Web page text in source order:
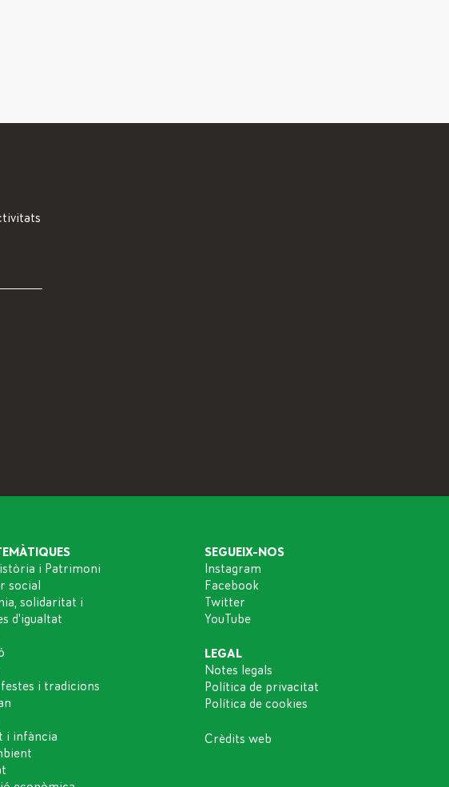
i Patrimoni
social
solidaritat i
d'igualtat
festes i tradicions
i infància
SEGUEIX-NOS
Instagram
Facebook
Twitter
YouTube
LEGAL
Notes legals
Política de privacitat
Política de cookies
Crèdits web